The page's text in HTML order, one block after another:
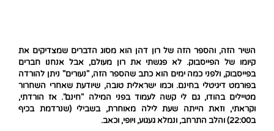
השיר הזה, והספר הזה של רון דהן הוא מסוג הדברים שמצדיקים את
קיומו של הפייסבוק. לא פגשתי את רון מעולם, אבל אנחנו חברים
בפייסבוק, ולפני כמה ימים הוא כתב שהספר הזה, "נעורים" ניתן להורדה
בפורמט דיגיטלי בחינם. וכמו ישראלית טובה, שיודעת שאחרי השחרור
מטיילים בהודו, גם לי קשה לעמוד בפני המילה "חינם". אז הורדתי,
וקראתי, וזאת הייתה שעת לילה מאוחרת, בשבילי (שנרדמת בכיף
ב22:00) והלב התרחב, ונמלא געגוע, ויופי, וכאב.